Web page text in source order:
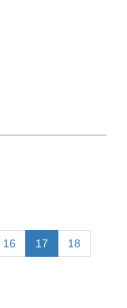
16 17 18